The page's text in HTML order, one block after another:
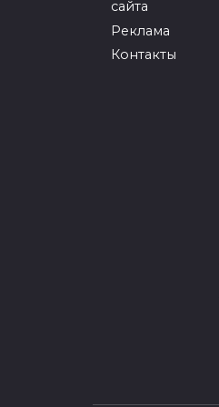
сайта
Реклама
Контакты